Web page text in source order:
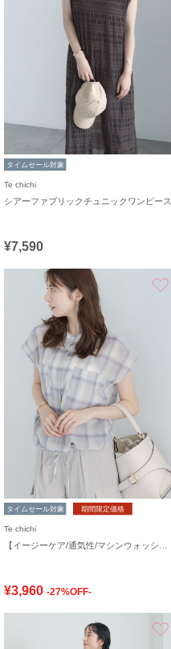
タイムセール対象
Te chichi
シアーファブリックチュニックワンピース
¥7,590
タイムセール対象 期間限定価格
Te chichi
¥3,960 -27%OFF-